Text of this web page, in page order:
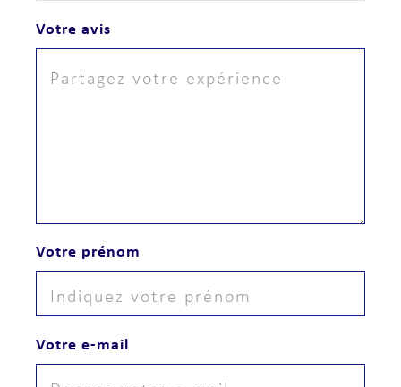
Votre avis
Votre prénom
Votre e-mail